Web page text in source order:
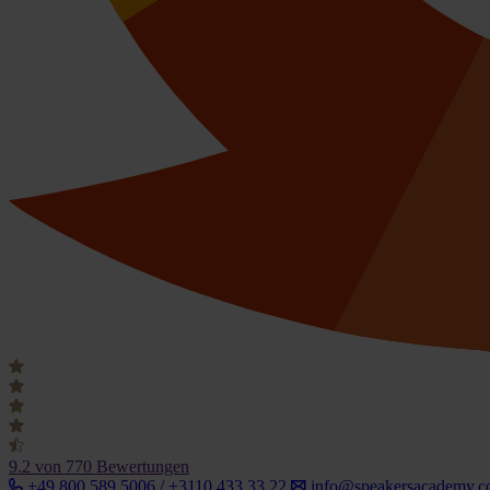
9.2 von 770 Bewertungen
+49 800 589 5006 / +3110 433 33 22